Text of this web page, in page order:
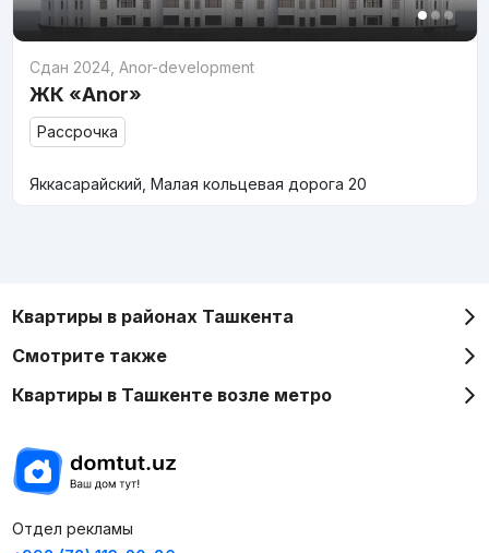
Сдан 2024, Anor-development
ЖК «Anor»
Рассрочка
Яккасарайский, Малая кольцевая дорога 20
Квартиры в районах Ташкента
Смотрите также
Квартиры в Ташкенте возле метро
Отдел рекламы